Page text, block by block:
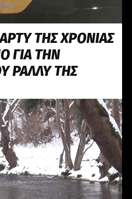
ΤΗΣ ΧΡΟΝΙΑΣ
ΓΙΑ ΤΗΝ
ΡΑΛΛΥ ΤΗΣ